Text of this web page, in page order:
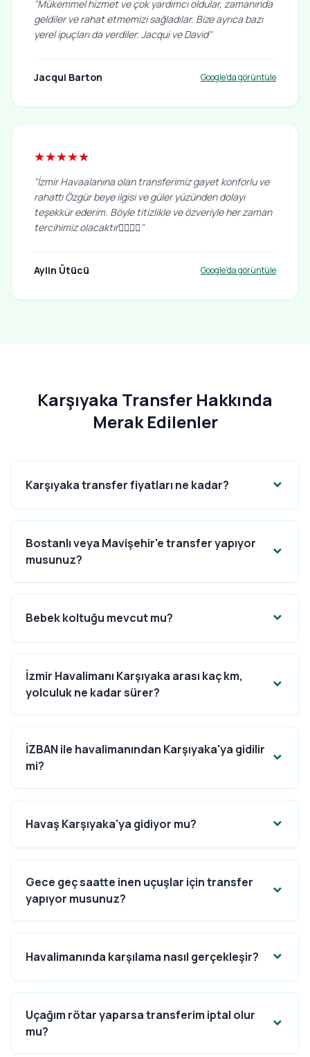
"Mükemmel hizmet ve çok yardımcı oldular, zamanında
geldiler ve rahat etmemizi sağladılar. Bize ayrıca bazı
yerel ipuçları da verdiler. Jacqui ve David"
Jacqui Barton Google'da görüntüle
★★★★★
"İzmir Havaalanına olan transferimiz gayet konforlu ve
rahattı Özgür beye ilgisi ve güler yüzünden dolayı
teşekkür ederim. Böyle titizlikle ve özveriyle her zaman
tercihimiz olacaktır👍🏻👏🏼"
Aylin Ütücü Google'da görüntüle
Karşıyaka Transfer Hakkında
Merak Edilenler
Karşıyaka transfer fiyatları ne kadar?
Bostanlı veya Mavişehir'e transfer yapıyor
musunuz?
Bebek koltuğu mevcut mu?
İzmir Havalimanı Karşıyaka arası kaç km,
yolculuk ne kadar sürer?
İZBAN ile havalimanından Karşıyaka'ya gidilir
mi?
Havaş Karşıyaka'ya gidiyor mu?
Gece geç saatte inen uçuşlar için transfer
yapıyor musunuz?
Havalimanında karşılama nasıl gerçekleşir?
Uçağım rötar yaparsa transferim iptal olur
mu?